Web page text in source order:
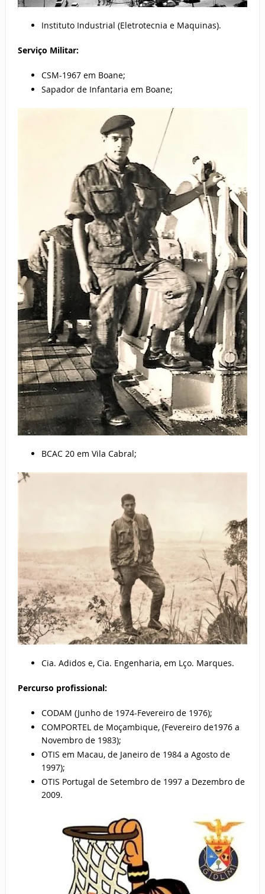
Instituto Industrial (Eletrotecnia e Maquinas).
Serviço Militar:
CSM-1967 em Boane;
Sapador de Infantaria em Boane;
BCAC 20 em Vila Cabral;
Cia. Adidos e, Cia. Engenharia, em Lço. Marques.
Percurso profissional:
CODAM (Junho de 1974-Fevereiro de 1976);
COMPORTEL de Moçambique, (Fevereiro de1976 a
Novembro de 1983);
OTIS em Macau, de Janeiro de 1984 a Agosto de
1997);
OTIS Portugal de Setembro de 1997 a Dezembro de
2009.